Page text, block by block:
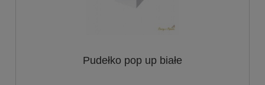
Pudełko pop up białe